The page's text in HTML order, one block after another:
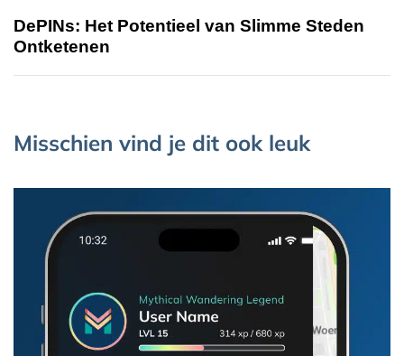
DePINs: Het Potentieel van Slimme Steden
Ontketenen
Misschien vind je dit ook leuk